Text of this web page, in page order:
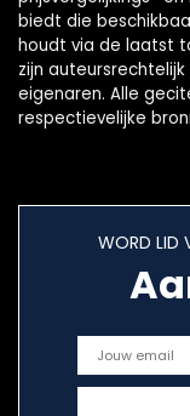
biedt die
houdt via de laatst
zijn
eigenaren. Alle
respectievelijke
WORD LID